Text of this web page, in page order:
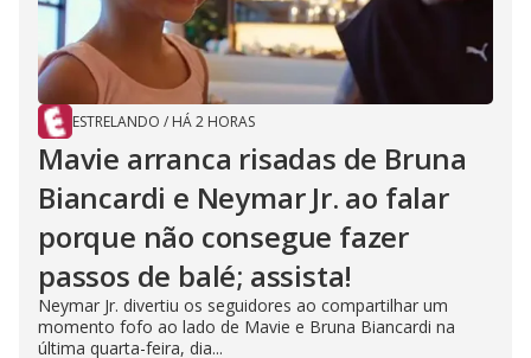
ESTRELANDO / HÁ 2 HORAS
Mavie arranca risadas de Bruna
Biancardi e Neymar Jr. ao falar
porque não consegue fazer
passos de balé; assista!
Neymar Jr. divertiu os seguidores ao compartilhar um
momento fofo ao lado de Mavie e Bruna Biancardi na
última quarta-feira, dia...